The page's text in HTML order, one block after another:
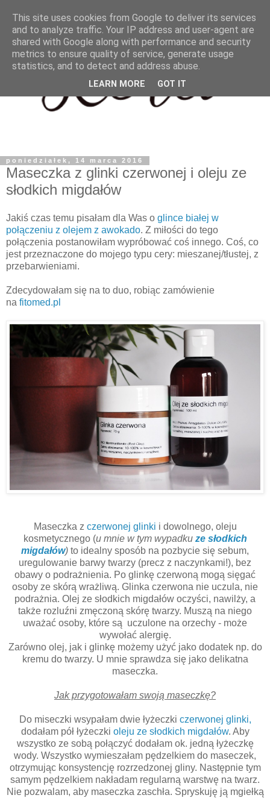
poniedziałek, 14 marca 2016
Maseczka z glinki czerwonej i oleju ze
słodkich migdałów
Jakiś czas temu pisałam dla Was o glince białej w
połączeniu z olejem z awokado. Z miłości do tego
połączenia postanowiłam wypróbować coś innego. Coś, co
jest przeznaczone do mojego typu cery: mieszanej/tłustej, z
przebarwieniami.
Zdecydowałam się na to duo, robiąc zamówienie
na fitomed.pl
Maseczka z czerwonej glinki i dowolnego, oleju
kosmetycznego (u mnie w tym wypadkuze słodkich
migdałów) to idealny sposób na pozbycie się sebum,
uregulowanie barwy twarzy (precz z naczynkami!), bez
obawy o podrażnienia. Po glinkę czerwoną mogą sięgać
osoby ze skórą wrażliwą. Glinka czerwona nie uczula, nie
podrażnia. Olej ze słodkich migdałów oczyści, nawilży, a
także rozluźni zmęczoną skórę twarzy. Muszą na niego
uważać osoby, które są uczulone na orzechy - może
wywołać alergię.
Zarówno olej, jak i glinkę możemy użyć jako dodatek np. do
kremu do twarzy. U mnie sprawdza się jako delikatna
maseczka.
Jak przygotowałam swoją maseczkę?
Do miseczki wsypałam dwie łyżeczki czerwonej glinki,
dodałam pół łyżeczki oleju ze słodkich migdałów. Aby
wszystko ze sobą połączyć dodałam ok. jedną łyżeczkę
wody. Wszystko wymieszałam pędzelkiem do maseczek,
otrzymując konsystencję rozrzedzonej gliny. Następnie tym
samym pędzelkiem nakładam regularną warstwę na twarz.
Nie pozwalam, aby maseczka zaschła. Spryskuję ją mgiełką
This site uses cookies from Google to deliver its services
and to analyze traffic. Your IP address and user-agent are
shared with Google along with performance and security
metrics to ensure quality of service, generate usage
statistics, and to detect and address abuse.
LEARN MORE GOT IT